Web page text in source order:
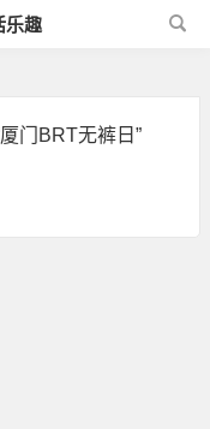
乐趣
门BRT无裤日”